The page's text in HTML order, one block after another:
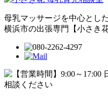
母乳マッサージを中心とし
横浜市の出張専門【小さき